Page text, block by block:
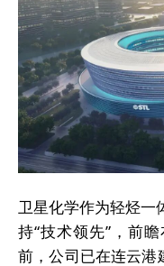
卫星化学作为轻烃一
持“技术领先”，前
前，公司已在连云